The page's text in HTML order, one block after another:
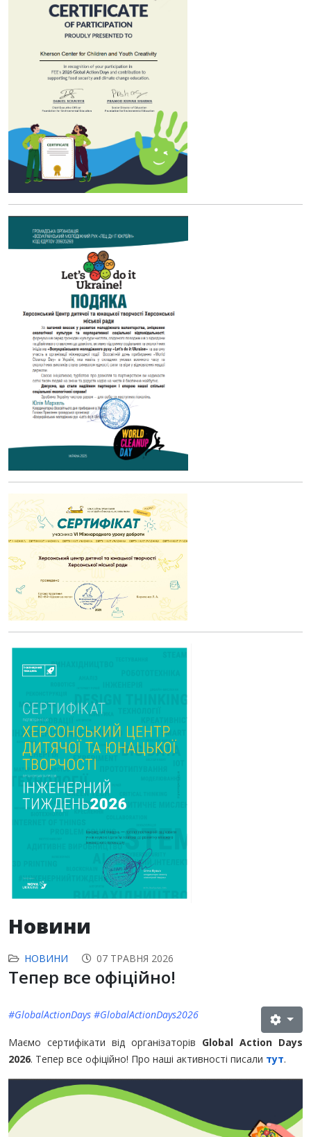
Новини
НОВИНИ 07 ТРАВНЯ 2026
Тепер все офіційно!
#GlobalActionDays #GlobalActionDays2026
Маємо сертифікати від організаторів Global Action Days
2026. Тепер все офіційно! Про наші активності писали тут.